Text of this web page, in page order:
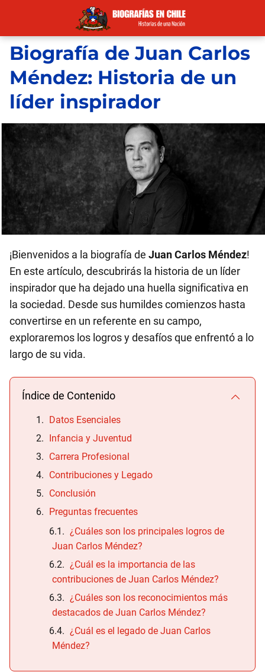
Biografía de Juan Carlos
Méndez: Historia de un
líder inspirador
¡Bienvenidos a la biografía de Juan Carlos Méndez!
En este artículo, descubrirás la historia de un líder
inspirador que ha dejado una huella significativa en
la sociedad. Desde sus humildes comienzos hasta
convertirse en un referente en su campo,
exploraremos los logros y desafíos que enfrentó a lo
largo de su vida.
Índice de Contenido
Datos Esenciales
Infancia y Juventud
Carrera Profesional
Contribuciones y Legado
Conclusión
Preguntas frecuentes
¿Cuáles son los principales logros de
Juan Carlos Méndez?
¿Cuál es la importancia de las
contribuciones de Juan Carlos Méndez?
¿Cuáles son los reconocimientos más
destacados de Juan Carlos Méndez?
¿Cuál es el legado de Juan Carlos
Méndez?